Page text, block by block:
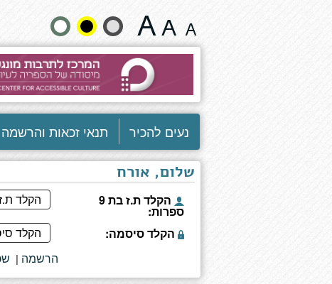
נייר
שנה
גודל
וצבעים:
נעים להכיר תנאי זכאות והרשמה
שלום, אורח
הקלד ת.ז בת 9
ספרות:
הקלד סיסמה:
| הרשמה